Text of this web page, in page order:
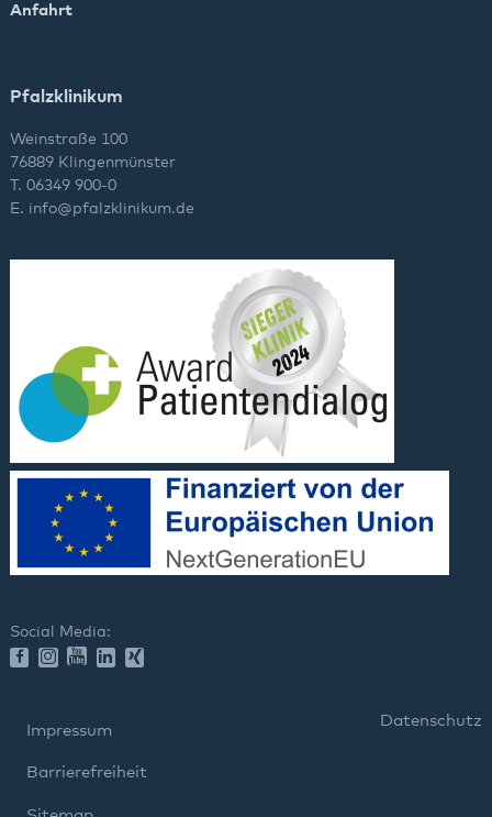
Anfahrt
Pfalzklinikum
Weinstraße 100
76889 Klingenmünster
T. 06349 900-0
E. info@pfalzklinikum.de
Social Media:
Impressum
Datenschutz
Barrierefreiheit